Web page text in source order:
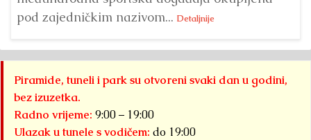
pod zajedničkim nazivom... Detaljnije
Piramide, tuneli i park su otvoreni svaki dan u godini,
bez izuzetka.
Radno vrijeme: 9:00 – 19:00
Ulazak u tunele s vodičem: do 19:00